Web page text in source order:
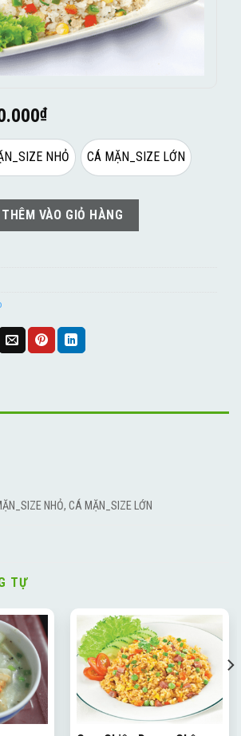
₫
NHỎ CÁ MẶN_SIZE LỚN
lượng
THÊM VÀO GIỎ HÀNG
NHỎ, CÁ MẶN_SIZE LỚN
TỰ